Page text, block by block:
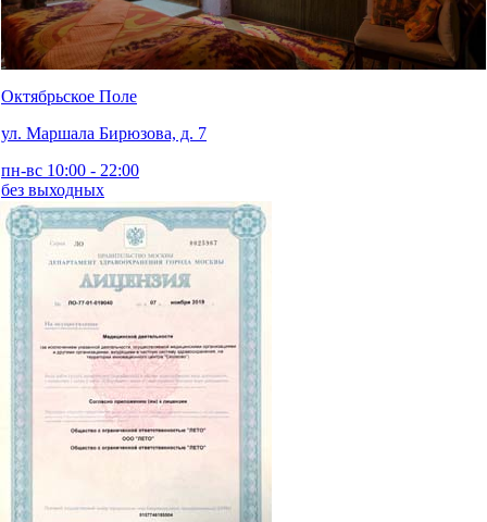
Октябрьское Поле
ул. Маршала Бирюзова, д. 7
пн-вс 10:00 - 22:00
без выходных